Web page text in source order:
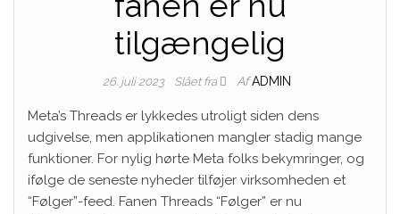
tilgængelig
26. juli 2023 Slået fra Af ADMIN
Meta’s Threads er lykkedes utroligt siden dens
udgivelse, men applikationen mangler stadig mange
funktioner. For nylig hørte Meta folks bekymringer, og
ifølge de seneste nyheder tilføjer virksomheden et
“Følger”-feed. Fanen Threads “Følger” er nu